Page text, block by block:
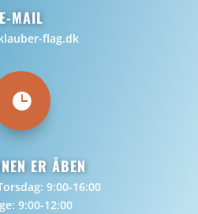
E-MAIL
flag.dk

ER ÅBEN
9:00-16:00
9:00-12:00